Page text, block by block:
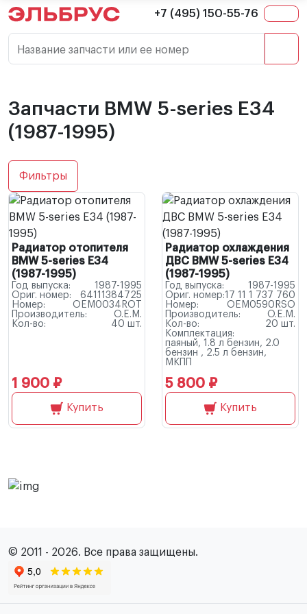
+7 (495) 150-55-76
Название запчасти или ее номер
Запчасти BMW 5-series E34
(1987-1995)
Фильтры
Радиатор отопителя
BMW 5-series E34
(1987-1995)
Год выпуска:
1987-1995
Ориг. номер:
64111384725
Номер:
OEM0034ROT
Производитель:
O.E.M.
Кол-во:
40 шт.
1 900 ₽
Купить
Радиатор охлаждения
ДВС BMW 5-series E34
(1987-1995)
Год выпуска:
1987-1995
Ориг. номер:17 11 1 737 760
Номер:
OEM0590RSO
Производитель:
O.E.M.
Кол-во:
20 шт.
Комплектация:
паяный, 1.8 л бензин, 2.0
бензин , 2.5 л бензин,
МКПП
5 800 ₽
Купить
© 2011 - 2026. Все права защищены.